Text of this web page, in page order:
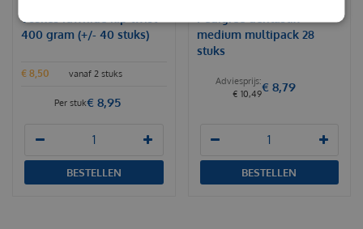
Voskes rawhide kip twist
400 gram (+/- 40 stuks)
vanaf 2 stuks
€ 8,50
€ 8,95
Per stuk
BESTELLEN
medium multipack 28
stuks
€ 10,49€ 8,79
BESTELLEN